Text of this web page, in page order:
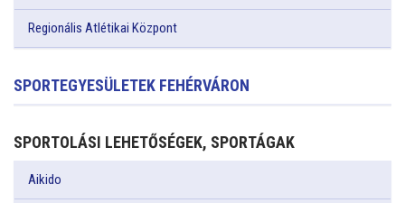
Regionális Atlétikai Központ
SPORTEGYESÜLETEK FEHÉRVÁRON
SPORTOLÁSI LEHETŐSÉGEK, SPORTÁGAK
Aikido